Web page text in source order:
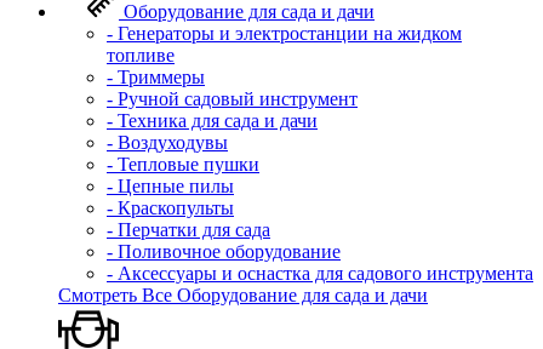
Оборудование для сада и дачи
- Генераторы и электростанции на жидком
топливе
- Триммеры
- Ручной садовый инструмент
- Техника для сада и дачи
- Воздуходувы
- Тепловые пушки
- Цепные пилы
- Краскопульты
- Перчатки для сада
- Поливочное оборудование
- Аксессуары и оснастка для садового инструмента
Смотреть Все Оборудование для сада и дачи